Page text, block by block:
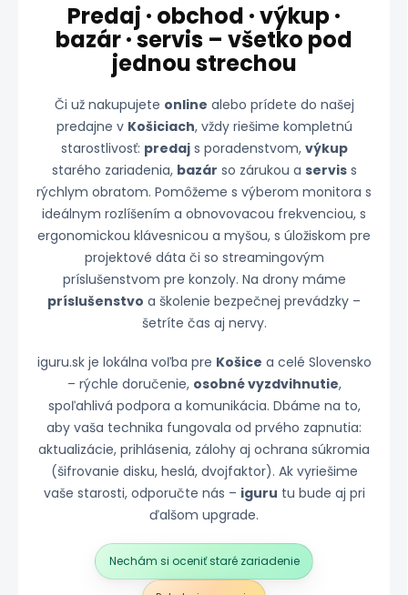
Predaj · obchod · výkup ·
bazár · servis – všetko pod
jednou strechou
Či už nakupujete online alebo prídete do našej
predajne v Košiciach, vždy riešime kompletnú
starostlivosť: predajs poradenstvom, výkup
starého zariadenia, bazár so zárukou a serviss
rýchlym obratom. Pomôžeme s výberom monitora s
ideálnym rozlíšením a obnovovacou frekvenciou, s
ergonomickou klávesnicou a myšou, s úložiskom pre
projektové dáta či so streamingovým
príslušenstvom pre konzoly. Na drony máme
príslušenstvo a školenie bezpečnej prevádzky –
šetríte čas aj nervy.
iguru.sk je lokálna voľba pre Košice a celé Slovensko
– rýchle doručenie, osobné vyzdvihnutie,
spoľahlivá podpora a komunikácia. Dbáme na to,
aby vaša technika fungovala od prvého zapnutia:
aktualizácie, prihlásenia, zálohy aj ochrana súkromia
(šifrovanie disku, heslá, dvojfaktor). Ak vyriešime
vaše starosti, odporučte nás – iguru tu bude aj pri
ďalšom upgrade.
Nechám si oceniť staré zariadenie